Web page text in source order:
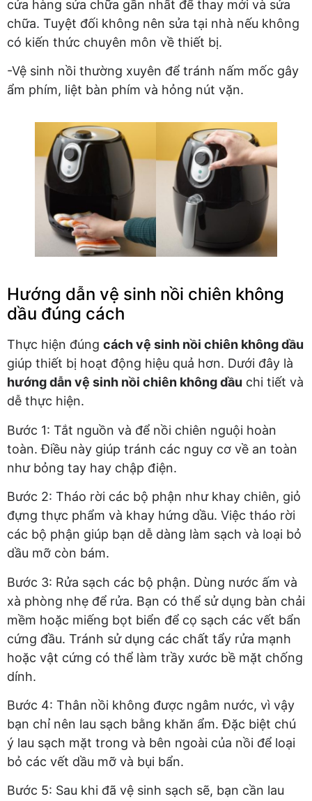
cửa hàng sửa chữa gần nhất để thay mới và sửa
chữa. Tuyệt đối không nên sửa tại nhà nếu không
có kiến thức chuyên môn về thiết bị.
-Vệ sinh nồi thường xuyên để tránh nấm mốc gây
ẩm phím, liệt bàn phím và hỏng nút vặn.
Hướng dẫn vệ sinh nồi chiên không
dầu đúng cách
Thực hiện đúng cách vệ sinh nồi chiên không dầu
giúp thiết bị hoạt động hiệu quả hơn. Dưới đây là
hướng dẫn vệ sinh nồi chiên không dầu chi tiết và
dễ thực hiện.
Bước 1: Tắt nguồn và để nồi chiên nguội hoàn
toàn. Điều này giúp tránh các nguy cơ về an toàn
như bỏng tay hay chập điện.
Bước 2: Tháo rời các bộ phận như khay chiên, giỏ
đựng thực phẩm và khay hứng dầu. Việc tháo rời
các bộ phận giúp bạn dễ dàng làm sạch và loại bỏ
dầu mỡ còn bám.
Bước 3: Rửa sạch các bộ phận. Dùng nước ấm và
xà phòng nhẹ để rửa. Bạn có thể sử dụng bàn chải
mềm hoặc miếng bọt biển để cọ sạch các vết bẩn
cứng đầu. Tránh sử dụng các chất tẩy rửa mạnh
hoặc vật cứng có thể làm trầy xước bề mặt chống
dính.
Bước 4: Thân nồi không được ngâm nước, vì vậy
bạn chỉ nên lau sạch bằng khăn ẩm. Đặc biệt chú
ý lau sạch mặt trong và bên ngoài của nồi để loại
bỏ các vết dầu mỡ và bụi bẩn.
Bước 5: Sau khi đã vệ sinh sạch sẽ, bạn cần lau